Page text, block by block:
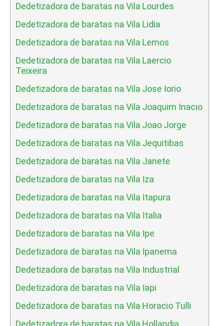
Dedetizadora de baratas na Vila Lourdes
Dedetizadora de baratas na Vila Lidia
Dedetizadora de baratas na Vila Lemos
Dedetizadora de baratas na Vila Laercio
Teixeira
Dedetizadora de baratas na Vila Jose Iorio
Dedetizadora de baratas na Vila Joaquim Inacio
Dedetizadora de baratas na Vila Joao Jorge
Dedetizadora de baratas na Vila Jequitibas
Dedetizadora de baratas na Vila Janete
Dedetizadora de baratas na Vila Iza
Dedetizadora de baratas na Vila Itapura
Dedetizadora de baratas na Vila Italia
Dedetizadora de baratas na Vila Ipe
Dedetizadora de baratas na Vila Ipanema
Dedetizadora de baratas na Vila Industrial
Dedetizadora de baratas na Vila Iapi
Dedetizadora de baratas na Vila Horacio Tulli
Dedetizadora de baratas na Vila Hollandia